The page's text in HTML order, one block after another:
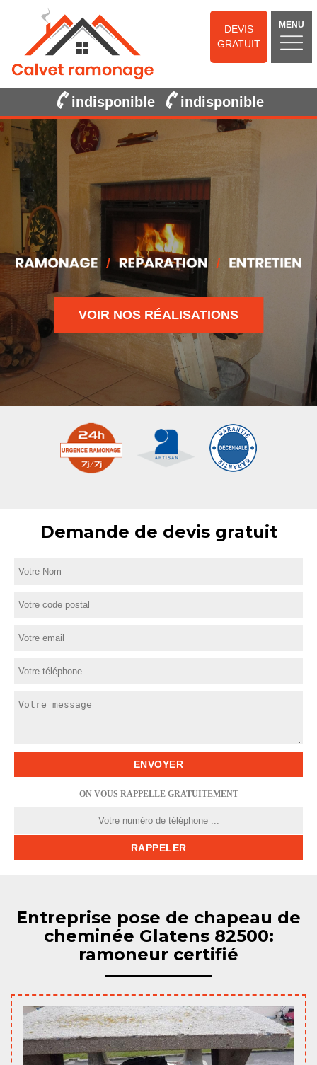
DEVIS
GRATUIT
MENU
indisponible indisponible
VOIR NOS RÉALISATIONS
Demande de devis gratuit
ON VOUS RAPPELLE GRATUITEMENT
Entreprise pose de chapeau de
cheminée Glatens 82500:
ramoneur certifié